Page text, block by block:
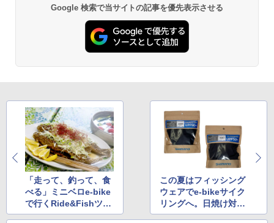
Google 検索で当サイトの記事を優先表示させる
「走って、釣って、食
べる」ミニベロe-bike
で行くRide&Fishツア
ーへ
この夏はフィッシング
ウェアでe-bikeサイク
リングへ。日焼け対策
がラクになった